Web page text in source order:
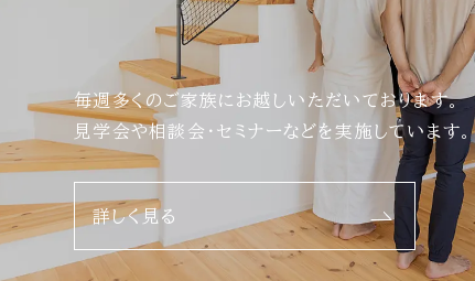
毎週多くのご家族にお越しいただいております。
見学会や相談会・セミナーなどを実施しています。
詳しく見る